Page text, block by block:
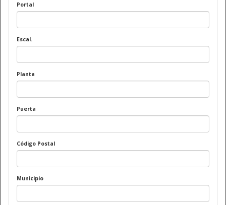
Portal
Escal.
Planta
Puerta
Código Postal
Municipio